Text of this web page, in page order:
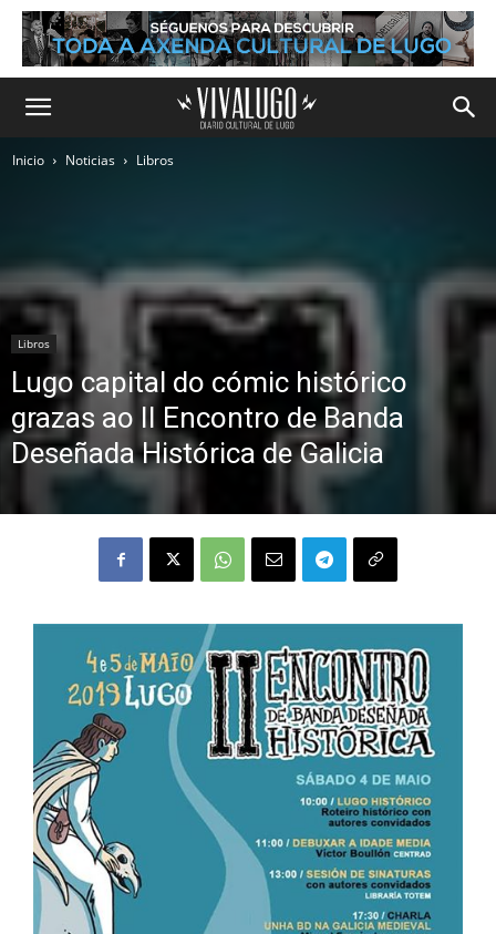
Inicio Noticias Libros
Libros
Lugo capital do cómic histórico
grazas ao II Encontro de Banda
Deseñada Histórica de Galicia